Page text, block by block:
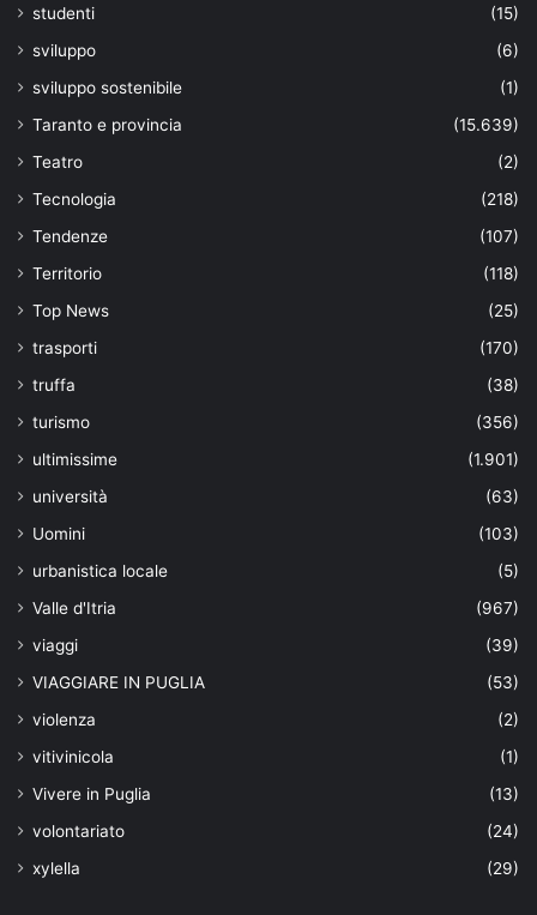
studenti
(15)
sviluppo
(6)
sviluppo sostenibile
(1)
Taranto e provincia
(15.639)
Teatro
(2)
Tecnologia
(218)
Tendenze
(107)
Territorio
(118)
Top News
(25)
trasporti
(170)
truffa
(38)
turismo
(356)
ultimissime
(1.901)
università
(63)
Uomini
(103)
urbanistica locale
(5)
Valle d'Itria
(967)
viaggi
(39)
VIAGGIARE IN PUGLIA
(53)
violenza
(2)
vitivinicola
(1)
Vivere in Puglia
(13)
volontariato
(24)
xylella
(29)